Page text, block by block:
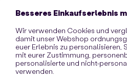
Besseres Einkaufserlebnis
Wir verwenden Cookies und
damit unser Webshop
euer Erlebnis zu personalisieren,
mit eurer Zustimmung,
personalisierte und nicht-
verwenden.